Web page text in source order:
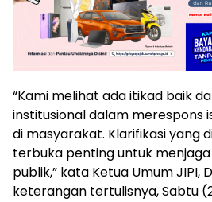
“Kami melihat ada itikad baik
institusional dalam merespons
di masyarakat. Klarifikasi yang
terbuka penting untuk
publik,” kata Ketua Umum JIPI,
keterangan tertulisnya, Sabtu